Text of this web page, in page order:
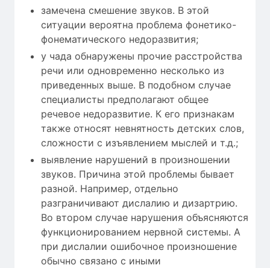
замечена смешение звуков. В этой
ситуации вероятна проблема фонетико-
фонематического недоразвития;
у чада обнаружены прочие расстройства
речи или одновременно несколько из
приведенных выше. В подобном случае
специалисты предполагают общее
речевое недоразвитие. К его признакам
также относят невнятность детских слов,
сложности с изъявлением мыслей и т.д.;
выявление нарушений в произношении
звуков. Причина этой проблемы бывает
разной. Например, отдельно
разграничивают дислалию и дизартрию.
Во втором случае нарушения объясняются
функционированием нервной системы. А
при дислалии ошибочное произношение
обычно связано с иными